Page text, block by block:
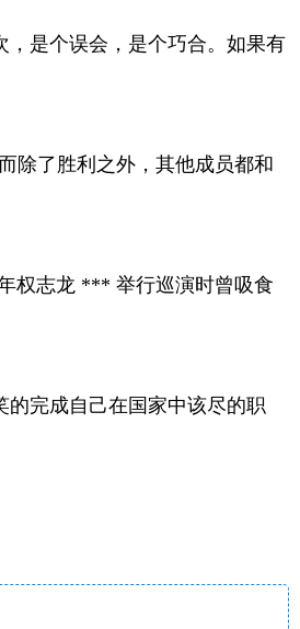
，是个误会，是个巧合。如果有
除了胜利之外，其他成员都和
权志龙 *** 举行巡演时曾吸食
完成自己在国家中该尽的职